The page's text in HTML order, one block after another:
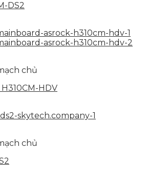
DS2
chủ
HDV
chủ